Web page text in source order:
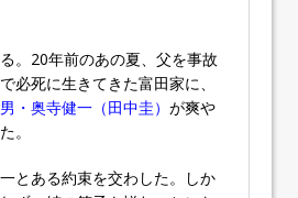
。20年前のあの夏、父を事故
必死に生きてきた富田家に、
・奥寺健一（田中圭） が爽や
。
とある約束を交わした。しか